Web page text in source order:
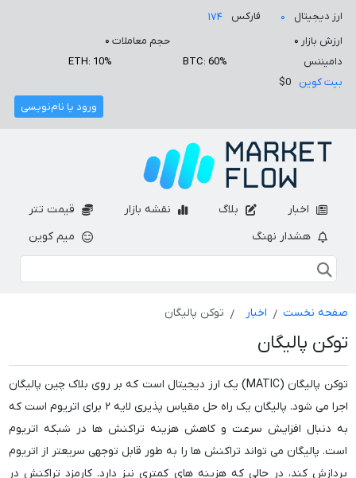
ارز دیجیتال ۰ فارکس
۱۷۴
ارزش بازار ۰ حجم معاملات ۰
دامیننس
BTC: 60%
ETH: 10%
بیت کوین
$0
ورود یا نام‌نویسی
اخبار بلاگ نقشه بازار
قیمت تتر
هشدار نهنگ
میم کوین
صفحه نخست اخبار توکن پالیگان
توکن پالیگان
توکن پالیگان (MATIC) یک ارز دیجیتال است که بر روی بلاک چین پالیگان
اجرا می شود. پالیگان یک راه حل مقیاس پذیری لایه ۲ برای اتریوم است که
به دنبال افزایش سرعت و کاهش هزینه تراکنش ها در شبکه اتریوم
است. پالیگان می تواند تراکنش ها را به طور قابل توجهی سریعتر از اتریوم
پردازش کند، در حالی که هزینه های کمتری نیز دارد. کارمزد تراکنش در